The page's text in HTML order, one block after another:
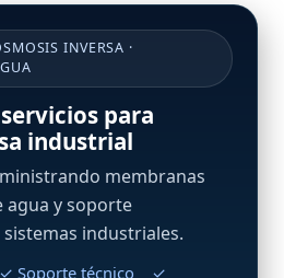
INVERSA ·
para
industrial
membranas
agua y soporte
industriales.
Soporte técnico ✓